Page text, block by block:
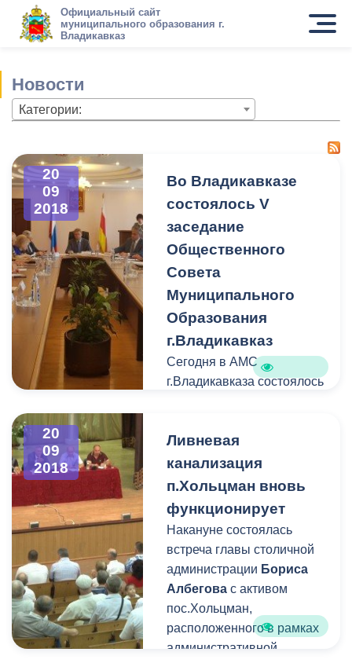
Официальный сайт
муниципального образования г.
Владикавказ
Новости
Категории:
20
09
2018
Во Владикавказе
состоялось V
заседание
Общественного
Совета
Муниципального
Образования
г.Владикавказ
Сегодня в АМС
г.Владикавказа состоялось
Муниципального
Образования
г.Владикавказ под
Михаила Шаталова
20
09
2018
Ливневая
канализация
п.Хольцман вновь
функционирует
Накануне состоялась
встреча главы столичной
администрации Бориса
Албегова с активом
пос.Хольцман,
расположенного в рамках
административной